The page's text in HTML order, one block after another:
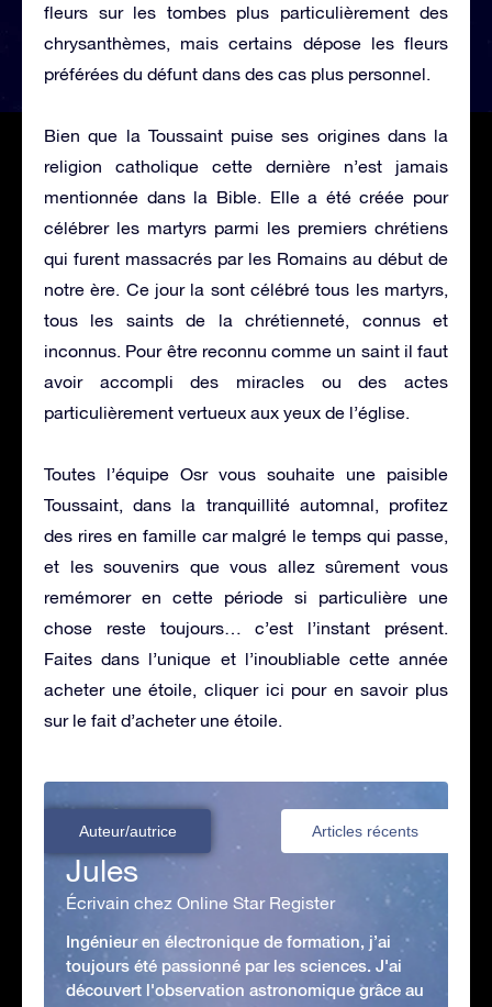
fleurs sur les tombes plus particulièrement des
chrysanthèmes, mais certains dépose les fleurs
préférées du défunt dans des cas plus personnel.
Bien que la Toussaint puise ses origines dans la
religion catholique cette dernière n’est jamais
mentionnée dans la Bible. Elle a été créée pour
célébrer les martyrs parmi les premiers chrétiens
qui furent massacrés par les Romains au début de
notre ère. Ce jour la sont célébré tous les martyrs,
tous les saints de la chrétienneté, connus et
inconnus. Pour être reconnu comme un saint il faut
avoir accompli des miracles ou des actes
particulièrement vertueux aux yeux de l’église.
Toutes l’équipe Osr vous souhaite une paisible
Toussaint, dans la tranquillité automnal, profitez
des rires en famille car malgré le temps qui passe,
et les souvenirs que vous allez sûrement vous
remémorer en cette période si particulière une
chose reste toujours… c’est l’instant présent.
Faites dans l’unique et l’inoubliable cette année
acheter une étoile, cliquer ici pour en savoir plus
sur le fait d’acheter une étoile.
Auteur/autrice Articles récents
Jules
Écrivain chez Online Star Register
Ingénieur en électronique de formation, j’ai
toujours été passionné par les sciences. J'ai
découvert l'observation astronomique grâce au